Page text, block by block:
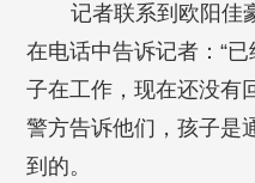
记者联系到欧阳佳
在电话中告诉记者：“
子在工作，现在还没有
警方告诉他们，孩子是
到的。